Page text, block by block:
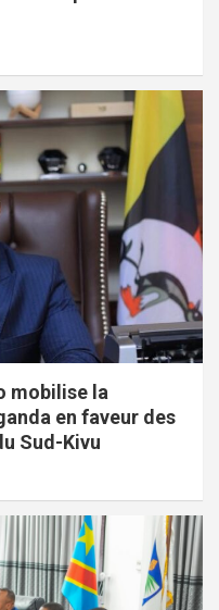
mobilise la
en faveur des
Sud-Kivu